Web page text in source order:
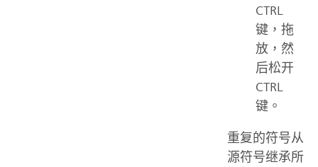
CTRL
键，拖
放，然
后松开
CTRL
键。
重复的符号从
源符号继承所